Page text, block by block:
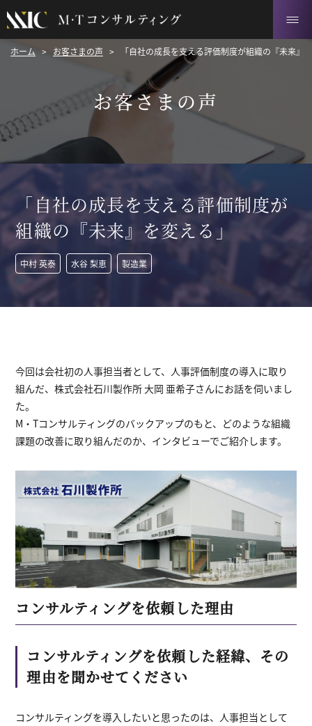
お客さまの声
ホーム > お客さまの声 > 「自社の成長を支える評価制度が組織の『未来』
「自社の成長を支える評価制度が
組織の『未来』を変える」
中村 英泰 水谷 梨恵 製造業
今回は会社初の人事担当者として、人事評価制度の導入に取り
組んだ、株式会社石川製作所 大岡 亜希子さんにお話を伺いまし
た。
M・Tコンサルティングのバックアップのもと、どのような組織
課題の改善に取り組んだのか、インタビューでご紹介します。
コンサルティングを依頼した理由
コンサルティングを依頼した経緯、その
理由を聞かせてください
コンサルティングを導入したいと思ったのは、人事担当として